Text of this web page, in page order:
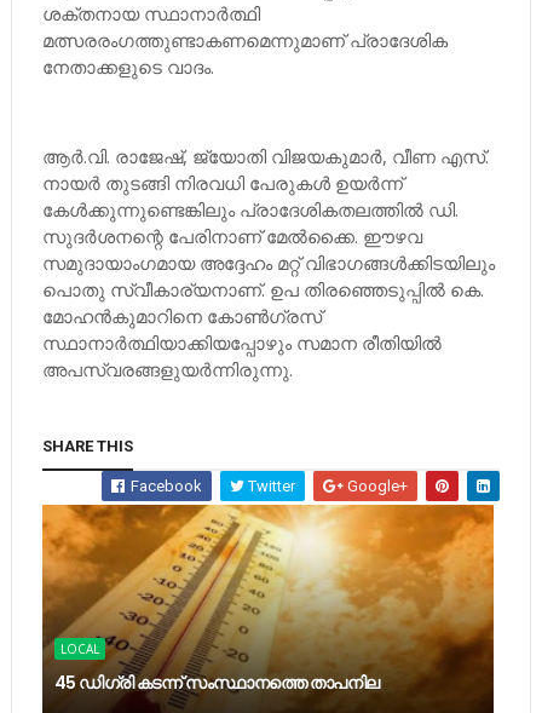
ശക്തനായ സ്ഥാനാര്‍ത്ഥി
മത്സരരംഗത്തുണ്ടാകണമെന്നുമാണ് പ്രാദേശിക
നേതാക്കളുടെ വാദം.
ആര്‍.വി. രാജേഷ്, ജ്യോതി വിജയകുമാര്‍, വീണ എസ്.
നായര്‍ തുടങ്ങി നിരവധി പേരുകള്‍ ഉയര്‍ന്ന്
കേള്‍ക്കുന്നുണ്ടെങ്കിലും പ്രാദേശികതലത്തില്‍ ഡി.
സുദര്‍ശനന്റെ പേരിനാണ് മേല്‍ക്കൈ. ഈഴവ
സമുദായാംഗമായ അദ്ദേഹം മറ്റ് വിഭാഗങ്ങള്‍ക്കിടയിലും
പൊതു സ്വീകാര്യനാണ്. ഉപ തിരഞ്ഞെടുപ്പില്‍ കെ.
മോഹന്‍കുമാറിനെ കോണ്‍ഗ്രസ്
സ്ഥാനാര്‍ത്ഥിയാക്കിയപ്പോഴും സമാന രീതിയില്‍
അപസ്വരങ്ങളുയര്‍ന്നിരുന്നു.
SHARE THIS
Facebook Twitter Google+
LOCAL
45 ഡിഗ്രി കടന്ന് സംസ്ഥാനത്തെ താപനില